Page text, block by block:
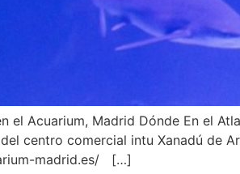
el Acuarium, Madrid Dónde En el
centro comercial intu Xanadú de
madrid.es/ […]